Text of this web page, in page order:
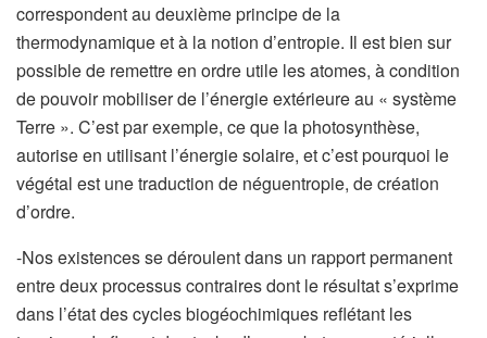
correspondent au deuxième principe de la
thermodynamique et à la notion d’entropie. Il est bien sur
possible de remettre en ordre utile les atomes, à condition
de pouvoir mobiliser de l’énergie extérieure au « système
Terre ». C’est par exemple, ce que la photosynthèse,
autorise en utilisant l’énergie solaire, et c’est pourquoi le
végétal est une traduction de néguentropie, de création
d’ordre.
-Nos existences se déroulent dans un rapport permanent
entre deux processus contraires dont le résultat s’exprime
dans l’état des cycles biogéochimiques reflétant les